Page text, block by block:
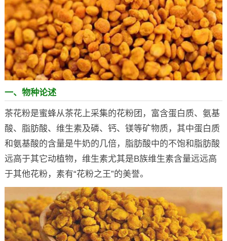
一、物种论述
茶花粉是蜜蜂从茶花上采集的花粉团，富含蛋白质、氨基
酸、脂肪酸、维生素及磷、钙、镁等矿物质，其中蛋白质
和氨基酸的含量是牛奶的几倍，脂肪酸中的不饱和脂肪酸
远高于其它动植物，维生素尤其是B族维生素含量远远高
于其他花粉，素有“花粉之王”的美誉。